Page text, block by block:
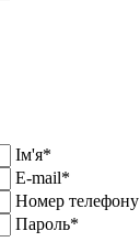
Ім'я*
E-mail*
Номер телефону
Пароль*